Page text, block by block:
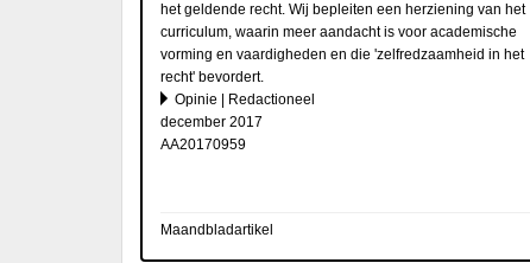
het geldende recht. Wij bepleiten een herziening van het
curriculum, waarin meer aandacht is voor academische
vorming en vaardigheden en die 'zelfredzaamheid in het
recht' bevordert.
Opinie | Redactioneel
december 2017
AA20170959
Maandbladartikel